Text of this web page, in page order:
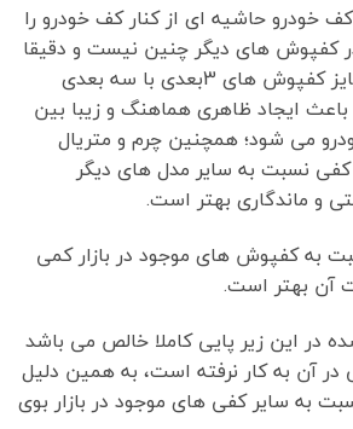
خودرو حاشیه ای از کنار کف خودرو را
های دیگر چنین نیست و دقیقا
این بزرگترین وجه تمایز کفپوش های 3بعدی با سه بعدی
ایجاد ظاهری هماهنگ و زیبا بین
می شود؛ همچنین چرم و متریال
نسبت به سایر مدل های دیگر
و ماندگاری بهتر است.
به کفپوش های موجود در بازار کمی
آن بهتر است.
در این زیر پایی کاملا خالص می باشد
در آن به کار نرفته است، به همین دلیل
به سایر کفی های موجود در بازار بوی